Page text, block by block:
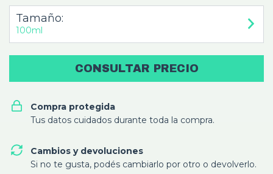
Tamaño:
100ml
Compra protegida
Tus datos cuidados durante toda la compra.
Cambios y devoluciones
Si no te gusta, podés cambiarlo por otro o devolverlo.